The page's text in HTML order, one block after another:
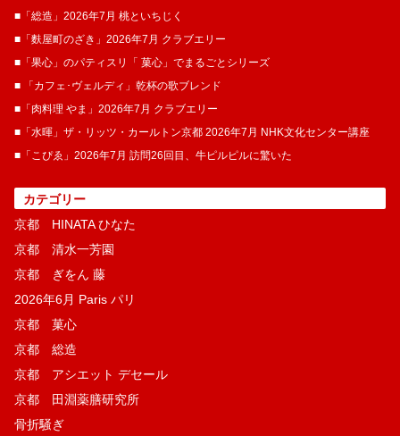
■「総造」2026年7月 桃といちじく
■「麩屋町のざき」2026年7月 クラブエリー
■「果心」のパティスリ「 菓​心」でまるごとシリーズ
■ 「カフェ･ヴェルディ」乾杯の歌ブレンド
■「肉料理 やま」2026年7月 クラブエリー
■「水暉」ザ・リッツ・カールトン京都 2026年7月 NHK文化センター講座
■「こぴゑ」2026年7月 訪問26回目、牛ピルピルに驚いた
カテゴリー
京都 HINATA ひなた
京都 清水一芳園
京都 ぎをん 藤
2026年6月 Paris パリ
京都 菓​心
京都 総造
京都 アシエット デセール
京都 田淵薬膳研究所
骨折騒ぎ